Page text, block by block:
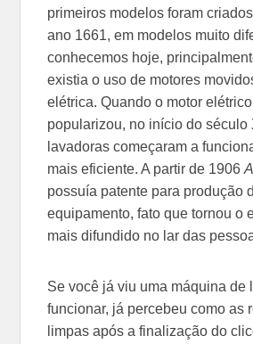
primeiros modelos foram
ano 1661, em modelos muito
conhecemos hoje,
existia o uso de motores
elétrica. Quando o motor
popularizou, no início do século
lavadoras começaram a
mais eficiente. A partir de 1906
possuía patente para produção
equipamento, fato que tornou o
mais difundido no lar das
Se você já viu uma máquina de
funcionar, já percebeu como as
limpas após a finalização do